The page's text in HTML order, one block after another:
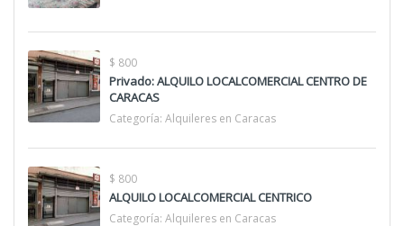
$ 800
Privado: ALQUILO LOCALCOMERCIAL CENTRO DE
CARACAS
Categoría: Alquileres en Caracas
$ 800
ALQUILO LOCALCOMERCIAL CENTRICO
Categoría: Alquileres en Caracas